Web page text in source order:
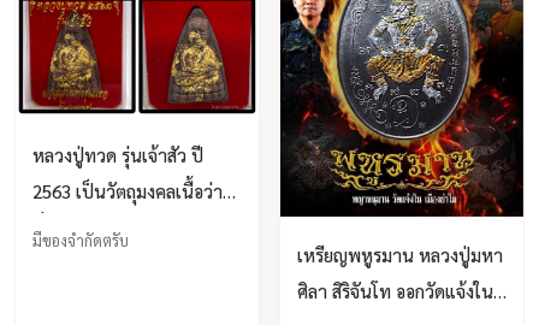
หลวงปู่ทวด รุ่นเจ้าสัว ปี
2563 เป็นวัตถุมงคลเนื้อว่าน
ที่จัดสร้างโดย หลวงปู่สุเชฏฐ์
มีของจำกัดตรับ
เหรียญพหูรมาน หลวงปู่มหา
ศิลา สิริจันโท ออกวัดแจ้งใน